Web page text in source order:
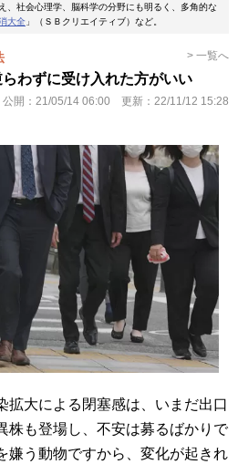
、社会心理学、脳科学の分野にも明るく、多角的な
大全 」（ＳＢクリエイティブ）など。
> 一覧へ
らわずに受け入れた方がいい
公開： 21/05/14 06:00 更新： 22/11/12 15:28
大による閉塞感は、いまだ出口
株も登場し、不安は募るばかりで
嫌う動物ですから、変化が起きれ